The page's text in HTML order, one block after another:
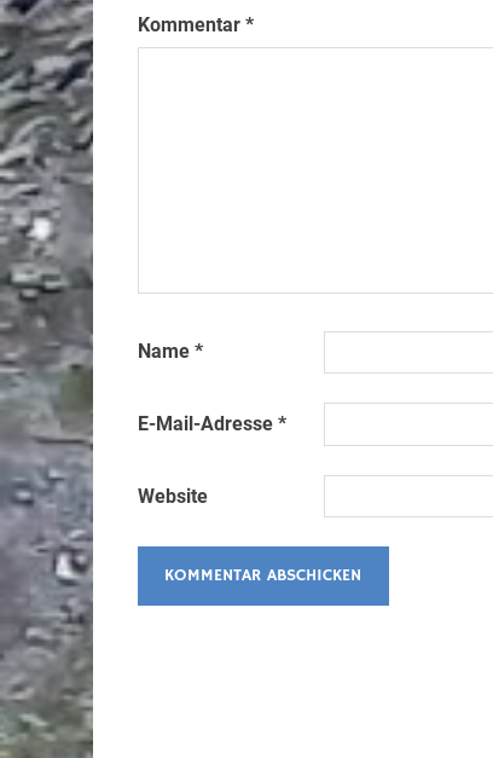
Kommentar *
Name *
E-Mail-Adresse *
Website